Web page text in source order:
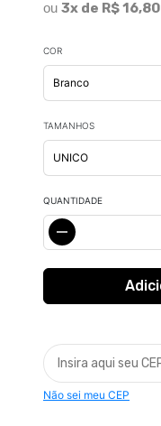
ou 3x de R$ 16,80
COR
TAMANHOS
QUANTIDADE
Não sei meu CEP